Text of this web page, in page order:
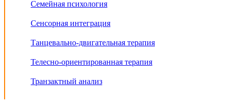
Семейная психология
Сенсорная интеграция
Танцевально-двигательная терапия
Телесно-ориентированная терапия
Транзактный анализ